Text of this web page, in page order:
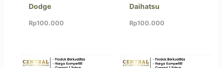
Dodge
Rp100.000
Daihatsu
Rp100.000